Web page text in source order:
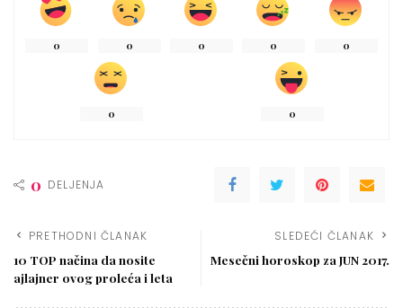
0 0 0 0 0
0 0
0 DELJENJA
PRETHODNI ČLANAK
10 TOP načina da nosite
ajlajner ovog proleća i leta
SLEDEĆI ČLANAK
Mesečni horoskop za JUN 2017.